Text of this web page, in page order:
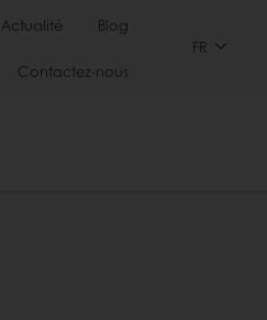
Actualité Blog
Contactez-nous
FR